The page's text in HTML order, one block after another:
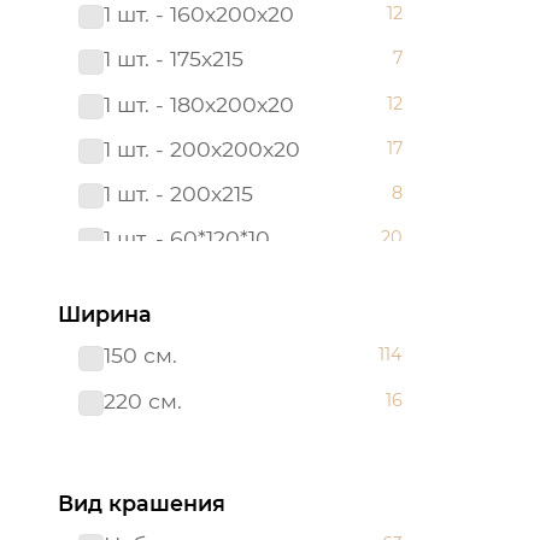
180*200
180х200х20
2 сп. с Евро
2,0 сп.
200х200х20
220*200 3
240*215 3
48*48
1 шт. - 160х200х20 12
1 шт. - 175х215 7
1 шт. - 180х200х20 12
1 шт. - 200х200х20 17
1 шт. - 200х215 8
1 шт. - 60*120*10 20
2 шт. - 50х70
2 шт. - 70х70
Борта:6шт
Наволочка: 1 шт. - 40*60
Ширина
150 см.
114
220 см. 16
Вид крашения